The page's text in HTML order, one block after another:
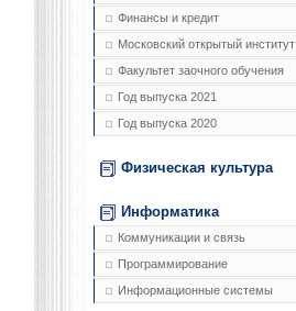
Финансы и кредит
Московский открытый институт
Факультет заочного обучения
Год выпуска 2021
Год выпуска 2020
Физическая культура
Информатика
Коммуникации и связь
Программирование
Информационные системы